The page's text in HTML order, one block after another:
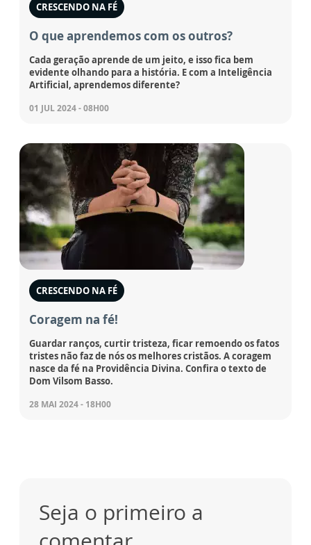
CRESCENDO NA FÉ
O que aprendemos com os outros?
Cada geração aprende de um jeito, e isso fica bem
evidente olhando para a história. E com a Inteligência
Artificial, aprendemos diferente?
01 JUL 2024 - 08H00
CRESCENDO NA FÉ
Coragem na fé!
Guardar ranços, curtir tristeza, ficar remoendo os fatos
tristes não faz de nós os melhores cristãos. A coragem
nasce da fé na Providência Divina. Confira o texto de
Dom Vilsom Basso.
28 MAI 2024 - 18H00
Seja o primeiro a